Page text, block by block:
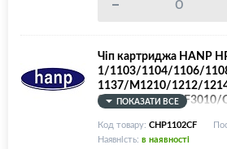
Чіп картриджа HANP
1/1103/1104/1106/
1137/M1210/1212/
0/6020/6030/MF3010/
K
ПОКАЗАТИ ВСЕ
Код товару: CHP1102CF
Наявність: в наявності